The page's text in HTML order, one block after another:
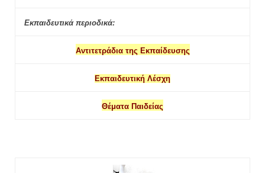
Εκπαιδευτικά περιοδικά:
Αντιτετράδια της Εκπαίδευσης
Εκπαιδευτική Λέσχη
Θέματα Παιδείας